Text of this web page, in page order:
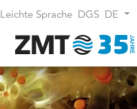
Leichte Sprache DGS DE